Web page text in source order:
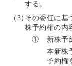
する。
（3）その委任に基
株予約権の内
①
新株予
本新株
予約権